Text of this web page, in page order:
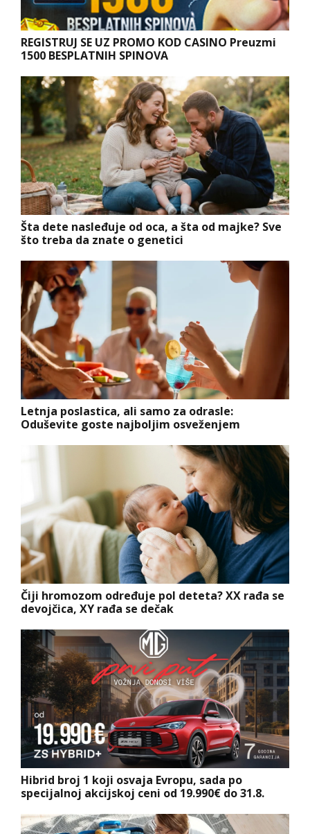
REGISTRUJ SE UZ PROMO KOD CASINO Preuzmi
1500 BESPLATNIH SPINOVA
Šta dete nasleđuje od oca, a šta od majke? Sve
što treba da znate o genetici
Letnja poslastica, ali samo za odrasle:
Oduševite goste najboljim osveženjem
Čiji hromozom određuje pol deteta? XX rađa se
devojčica, XY rađa se dečak
Hibrid broj 1 koji osvaja Evropu, sada po
specijalnoj akcijskoj ceni od 19.990€ do 31.8.